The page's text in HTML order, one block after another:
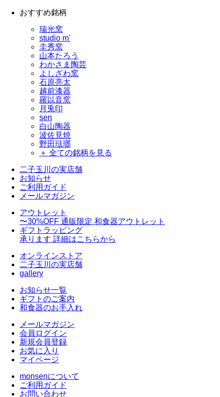
おすすめ銘柄
瑞光窯
studio m'
圭秀窯
山本たろう
わかさま陶芸
よしざわ窯
石原亮太
越前漆器
羅以音窯
月兎印
sen
白山陶器
波佐見焼
野田琺瑯
＋ 全ての銘柄を見る
二子玉川の実店舗
お知らせ
ご利用ガイド
メールマガジン
アウトレット
〜30%OFF 通販限定 和食器アウトレット
ギフトラッピング
承ります 詳細はこちらから
オンラインストア
二子玉川の実店舗
gallery
お知らせ一覧
ギフトのご案内
和食器のお手入れ
メールマガジン
会員ログイン
新規会員登録
お気に入り
マイページ
monsenについて
ご利用ガイド
お問い合わせ